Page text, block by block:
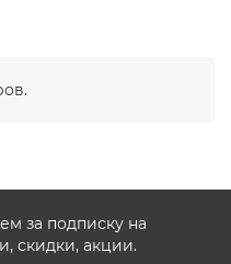
за подписку на
скидки, акции.